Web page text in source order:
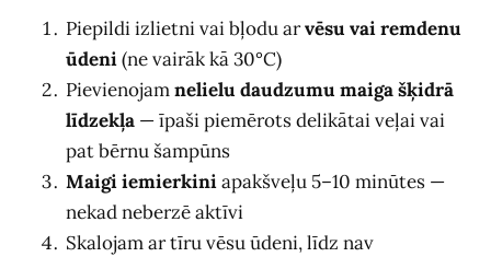
Piepildi izlietni vai bļodu arvēsu vai remdenu
ūdeni(ne vairāk kā 30°C)
Pievienojamnelielu daudzumu maiga šķidrā
līdzekļa — īpaši piemērots delikātai veļai vai
pat bērnu šampūns
Maigi iemierkiniapakšveļu 5–10 minūtes —
nekad neberzē aktīvi
Skalojam ar tīru vēsu ūdeni, līdz nav